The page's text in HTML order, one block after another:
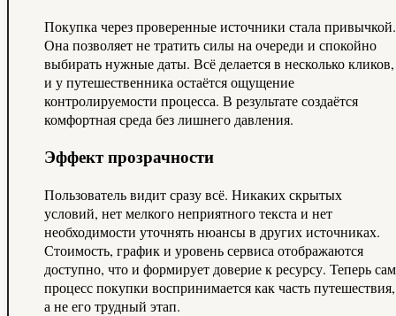
Покупка через проверенные источники стала привычкой.
Она позволяет не тратить силы на очереди и спокойно
выбирать нужные даты. Всё делается в несколько кликов,
и у путешественника остаётся ощущение
контролируемости процесса. В результате создаётся
комфортная среда без лишнего давления.
Эффект прозрачности
Пользователь видит сразу всё. Никаких скрытых
условий, нет мелкого неприятного текста и нет
необходимости уточнять нюансы в других источниках.
Стоимость, график и уровень сервиса отображаются
доступно, что и формирует доверие к ресурсу. Теперь сам
процесс покупки воспринимается как часть путешествия,
а не его трудный этап.